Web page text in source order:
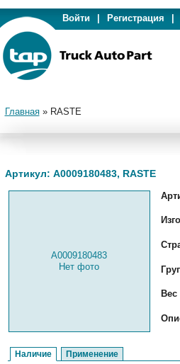
Войти Регистрация
Главная» RASTE
Артикул: A0009180483, RASTE
A0009180483
Нет фото
Вес
Наличие Применение